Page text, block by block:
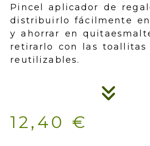
Pincel aplicador de
distribuirlo fácilmente
y ahorrar en
retirarlo con las toallitas
reutilizables.
12,40 €